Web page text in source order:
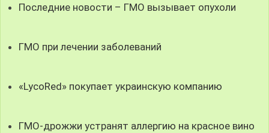
Последние новости – ГМО вызывает опухоли
ГМО при лечении заболеваний
«LycoRed» покупает украинскую компанию
ГМО-дрожжи устранят аллергию на красное вино